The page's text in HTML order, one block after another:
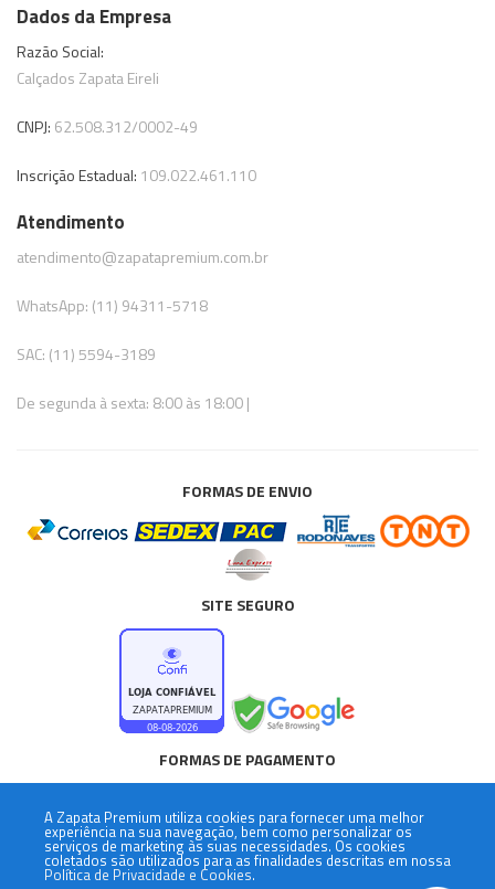
Dados da Empresa
Razão Social:
Calçados Zapata Eireli
CNPJ: 62.508.312/0002-49
Inscrição Estadual: 109.022.461.110
Atendimento
atendimento@zapatapremium.com.br
WhatsApp: (11) 94311-5718
SAC: (11) 5594-3189
De segunda à sexta: 8:00 às 18:00 |
FORMAS DE ENVIO
SITE SEGURO
FORMAS DE PAGAMENTO
A Zapata Premium utiliza cookies para fornecer uma melhor
experiência na sua navegação, bem como personalizar os
serviços de marketing às suas necessidades. Os cookies
coletados são utilizados para as finalidades descritas em nossa
Política de Privacidade e Cookies.